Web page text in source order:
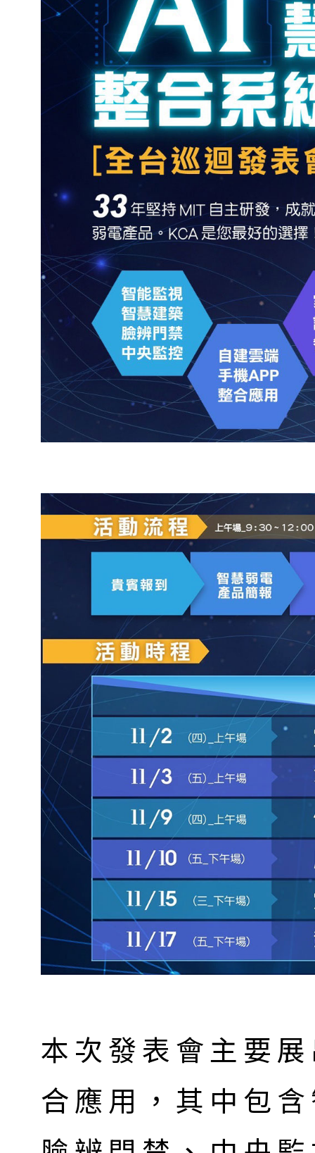
本次發表會主要
合應用，其中包